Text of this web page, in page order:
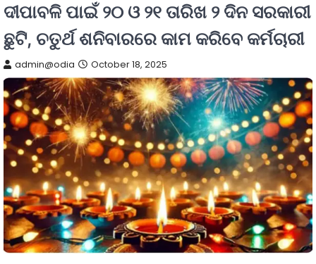
ଦୀପାବଳି ପାଇଁ ୨୦ ଓ ୨୧ ତାରିଖ ୨ ଦିନ ସରକାରୀ
ଛୁଟି, ଚତୁର୍ଥ ଶନିବାରରେ କାମ କରିବେ କର୍ମଚାରୀ
admin@odia October 18, 2025